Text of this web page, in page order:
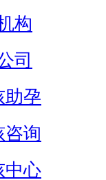
构
司
助孕
咨询
中心